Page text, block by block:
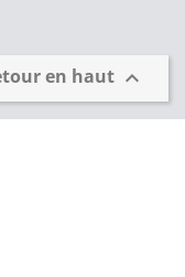
en haut 